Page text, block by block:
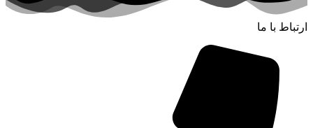
ارتباط با ما